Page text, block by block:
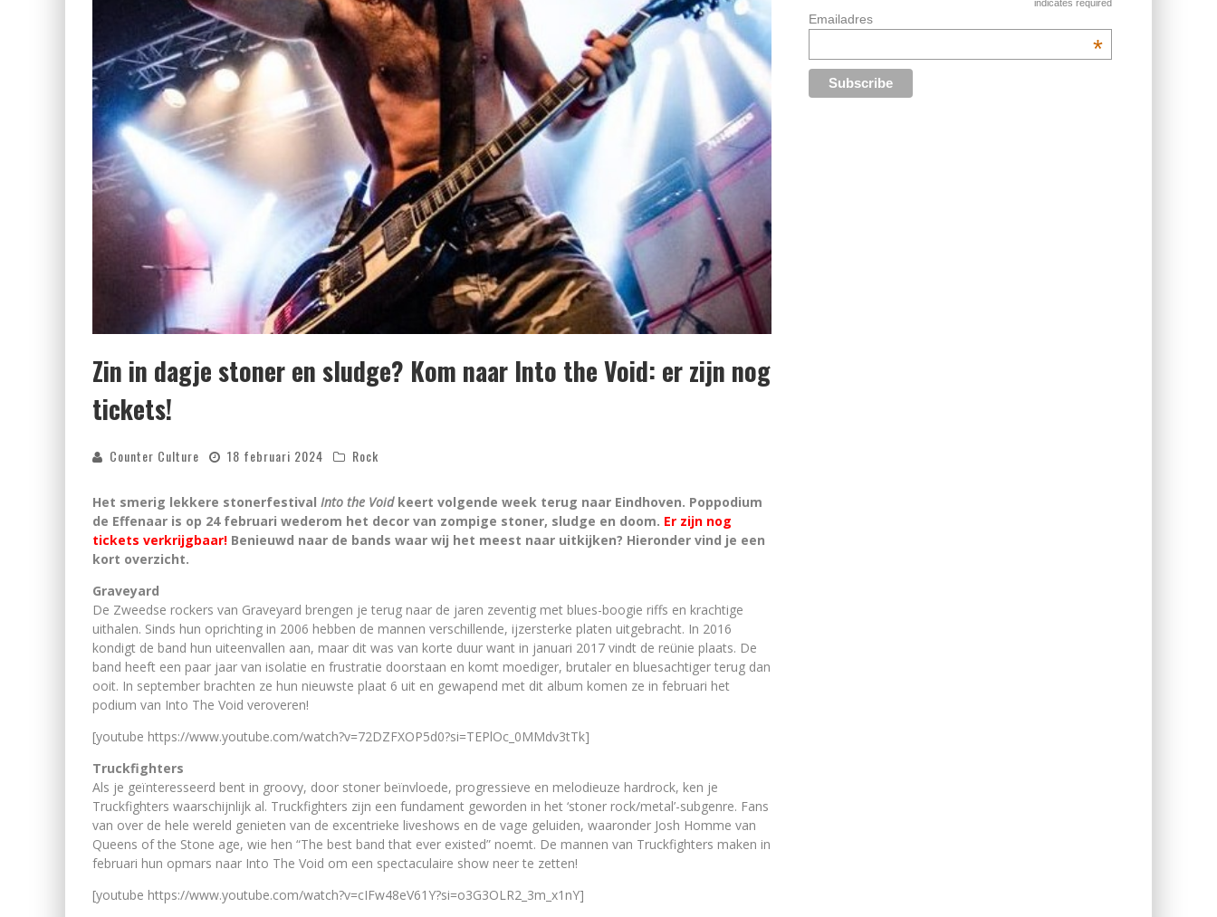
Zin in dagje stoner en sludge? Kom naar Into the Void: er zijn nog
tickets!
Counter Culture 18 februari 2024 Rock
Het smerig lekkere stonerfestival Into the Voidkeert volgende week terug naar Eindhoven. Poppodium
de Effenaar is op 24 februari wederom het decor van zompige stoner, sludge en doom. Er zijn nog
tickets verkrijgbaar! Benieuwd naar de bands waar wij het meest naar uitkijken? Hieronder vind je een
kort overzicht.
Graveyard
De Zweedse rockers van Graveyard brengen je terug naar de jaren zeventig met blues-boogie riffs en krachtige
uithalen. Sinds hun oprichting in 2006 hebben de mannen verschillende, ijzersterke platen uitgebracht. In 2016
kondigt de band hun uiteenvallen aan, maar dit was van korte duur want in januari 2017 vindt de reünie plaats. De
band heeft een paar jaar van isolatie en frustratie doorstaan en komt moediger, brutaler en bluesachtiger terug dan
ooit. In september brachten ze hun nieuwste plaat 6 uit en gewapend met dit album komen ze in februari het
podium van Into The Void veroveren!
[youtube https://www.youtube.com/watch?v=72DZFXOP5d0?si=TEPlOc_0MMdv3tTk]
Truckfighters
Als je geïnteresseerd bent in groovy, door stoner beïnvloede, progressieve en melodieuze hardrock, ken je
Truckfighters waarschijnlijk al. Truckfighters zijn een fundament geworden in het ‘stoner rock/metal’-subgenre. Fans
van over de hele wereld genieten van de excentrieke liveshows en de vage geluiden, waaronder Josh Homme van
Queens of the Stone age, wie hen “The best band that ever existed” noemt. De mannen van Truckfighters maken in
februari hun opmars naar Into The Void om een spectaculaire show neer te zetten!
[youtube https://www.youtube.com/watch?v=cIFw48eV61Y?si=o3G3OLR2_3m_x1nY]
indicates required
Emailadres
*